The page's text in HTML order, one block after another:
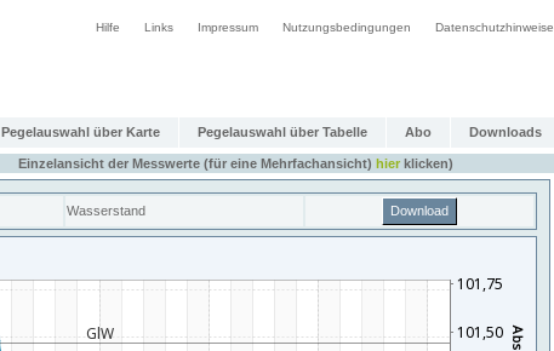
Hilfe Links Impressum Nutzungsbedingungen Datenschutzhinweise
Pegelauswahl über Karte Pegelauswahl über Tabelle Abo Downloads
Einzelansicht der Messwerte (für eine Mehrfachansicht) hierklicken)
Wasserstand Download